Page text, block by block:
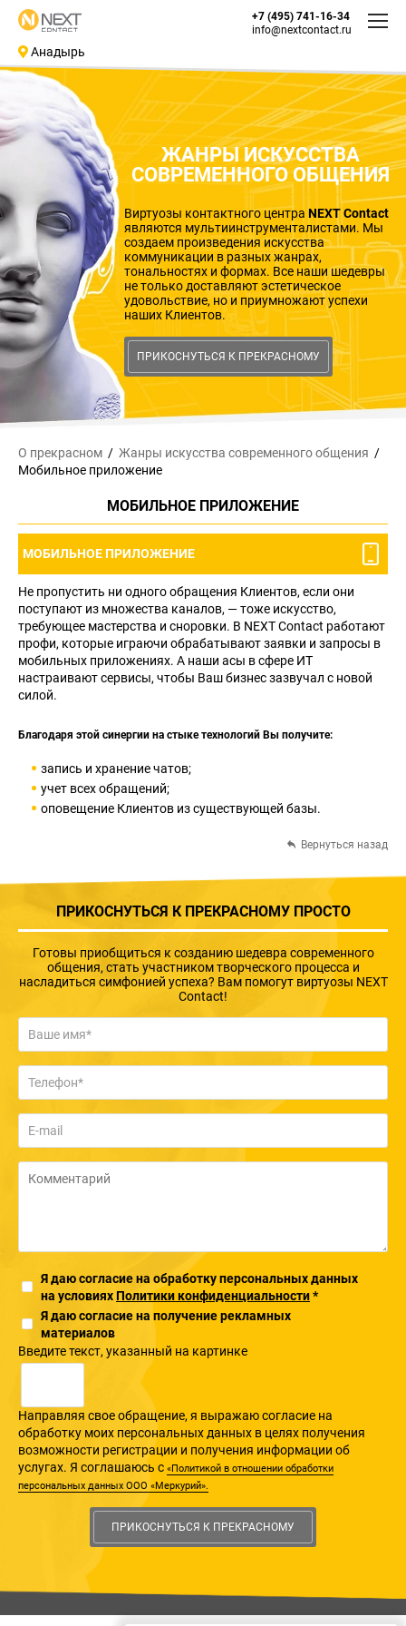
ЖАНРЫ ИСКУССТВА
СОВРЕМЕННОГО ОБЩЕНИЯ
Виртуозы контактного центра NEXT Contact
являются мультиинструменталистами. Мы
создаем произведения искусства
коммуникации в разных жанрах,
тональностях и формах. Все наши шедевры
не только доставляют эстетическое
удовольствие, но и приумножают успехи
наших Клиентов.
ПРИКОСНУТЬСЯ К ПРЕКРАСНОМУ
+7 (495) 741-16-34
info@nextcontact.ru
Анадырь
О прекрасном Жанры искусства современного общения
Мобильное приложение
МОБИЛЬНОЕ ПРИЛОЖЕНИЕ
МОБИЛЬНОЕ ПРИЛОЖЕНИЕ
Не пропустить ни одного обращения Клиентов, если они
поступают из множества каналов, — тоже искусство,
требующее мастерства и сноровки. В NEXT Contact работают
профи, которые играючи обрабатывают заявки и запросы в
мобильных приложениях. А наши асы в сфере ИТ
настраивают сервисы, чтобы Ваш бизнес зазвучал с новой
силой.
Благодаря этой синергии на стыке технологий Вы получите:
запись и хранение чатов;
учет всех обращений;
оповещение Клиентов из существующей базы.
Вернуться назад
ПРИКОСНУТЬСЯ К ПРЕКРАСНОМУ ПРОСТО
Готовы приобщиться к созданию шедевра современного
общения, стать участником творческого процесса и
насладиться симфонией успеха? Вам помогут виртуозы NEXT
Contact!
Я даю согласие на обработку персональных данных
на условиях Политики конфиденциальности*
Я даю согласие на получение рекламных
материалов
Введите текcт, указанный на картинке
Направляя свое обращение, я выражаю согласие на
обработку моих персональных данных в целях получения
возможности регистрации и получения информации об
услугах. Я соглашаюсь с «Политикой в отношении обработки
персональных данных ООО «Меркурий».
ПРИКОСНУТЬСЯ К ПРЕКРАСНОМУ